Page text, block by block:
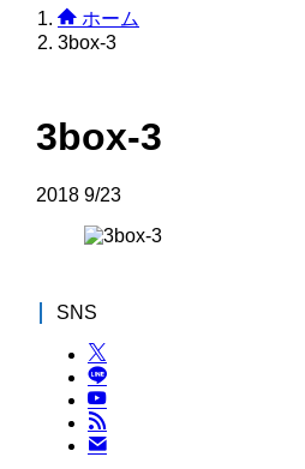
ホーム
3box-3
3box-3
2018 9/23
SNS